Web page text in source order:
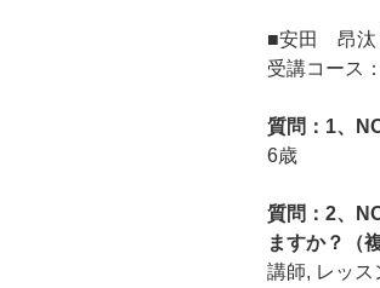
■安田 昂汰
受講コース
質問：1、
6歳
質問：2、
ますか？（
講師, レッ